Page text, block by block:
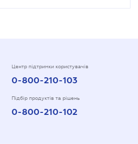
Центр підтримки користувачів
0-800-210-103
Підбір продуктів та рішень
0-800-210-102